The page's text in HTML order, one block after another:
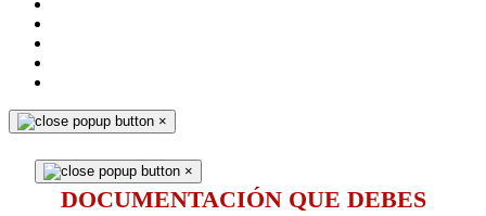
×
×
DOCUMENTACIÓN QUE DEBES